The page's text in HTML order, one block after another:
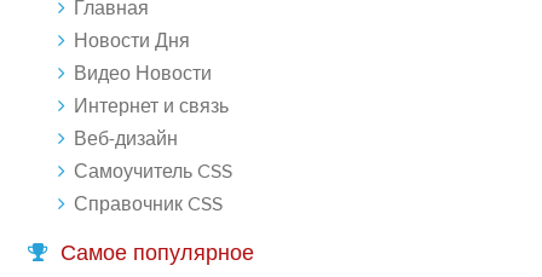
Главная
Новости Дня
Видео Новости
Интернет и связь
Веб-дизайн
Самоучитель CSS
Справочник CSS
Самое популярное